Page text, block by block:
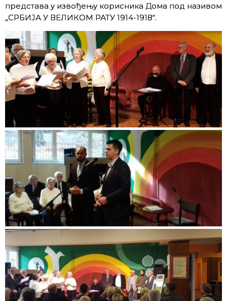
представа у извођењу корисника Дома под називом
„СРБИЈА У ВЕЛИКОМ РАТУ 1914-1918“.